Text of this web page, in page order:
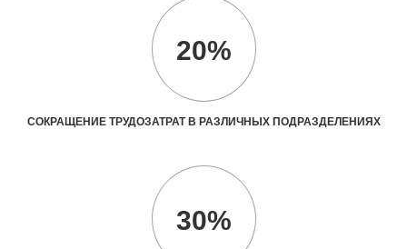
20%
СОКРАЩЕНИЕ ТРУДОЗАТРАТ В РАЗЛИЧНЫХ ПОДРАЗДЕЛЕНИЯХ
30%